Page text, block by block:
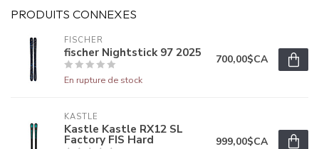
PRODUITS CONNEXES
FISCHER
fischer Nightstick 97 2025
En rupture de stock
700,00$CA
KASTLE
Kastle Kastle RX12 SL
Factory FIS Hard 999,00$CA